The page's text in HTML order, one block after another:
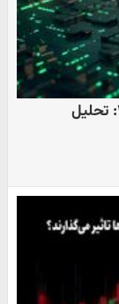
پیش‌بینی قیمت بیت کوین برای سال ۲۰۲۶: تحلیل